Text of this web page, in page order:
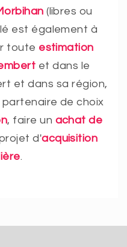
(libres ou
est également à
toute estimation
et dans le
et dans sa région,
de choix
, faire un achat de
d'acquisition
.